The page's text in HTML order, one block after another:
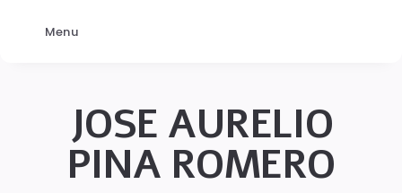
JOSE AURELIO
PINA ROMERO
Menu